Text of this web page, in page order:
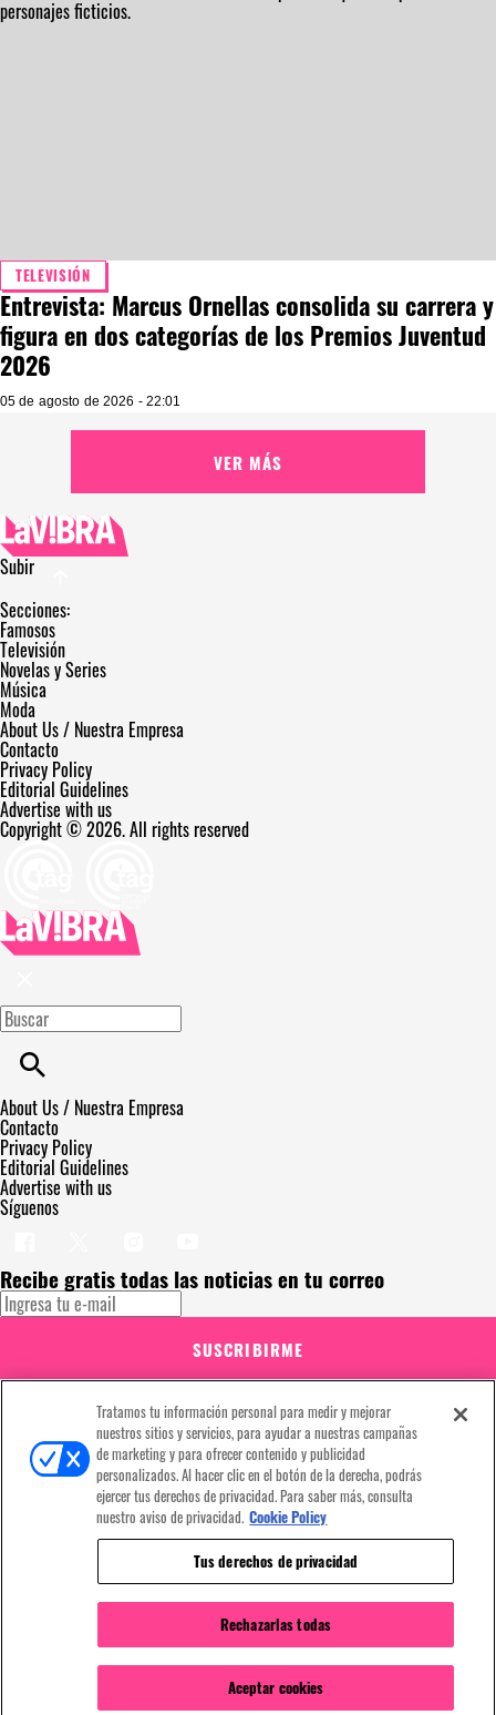
TELEVISIÓN
Entrevista: Marcus Ornellas consolida su carrera y
figura en dos categorías de los Premios Juventud
2026
05 de agosto de 2026 - 22:01
VER MÁS
Subir
Secciones:
Famosos
Televisión
Novelas y Series
Música
Moda
About Us / Nuestra Empresa
Contacto
Privacy Policy
Editorial Guidelines
Advertise with us
Copyright © 2026. All rights reserved
About Us / Nuestra Empresa
Contacto
Privacy Policy
Editorial Guidelines
Advertise with us
Síguenos
Recibe gratis todas las noticias en tu correo
SUSCRIBIRME
Condiciones de servicio. Suscribirse implica aceptar los
términos y condiciones
¡Muchas gracias!Ya estás suscrito a nuestro newsletter
Recibe gratis todas las noticias en tu correo
SUSCRIBIRME
Este sitio está protegido por reCAPTCHA y GooglePolítica de privacidad
Condiciones de servicio . Suscribirse implica aceptar los
Tratamos tu información personal para medir y mejorar
nuestros sitios y servicios, para ayudar a nuestras campañas
de marketing y para ofrecer contenido y publicidad
personalizados. Al hacer clic en el botón de la derecha, podrás
ejercer tus derechos de privacidad. Para saber más, consulta
nuestro aviso de privacidad. Cookie Policy
Tus derechos de privacidad
Rechazarlas todas
Aceptar cookies